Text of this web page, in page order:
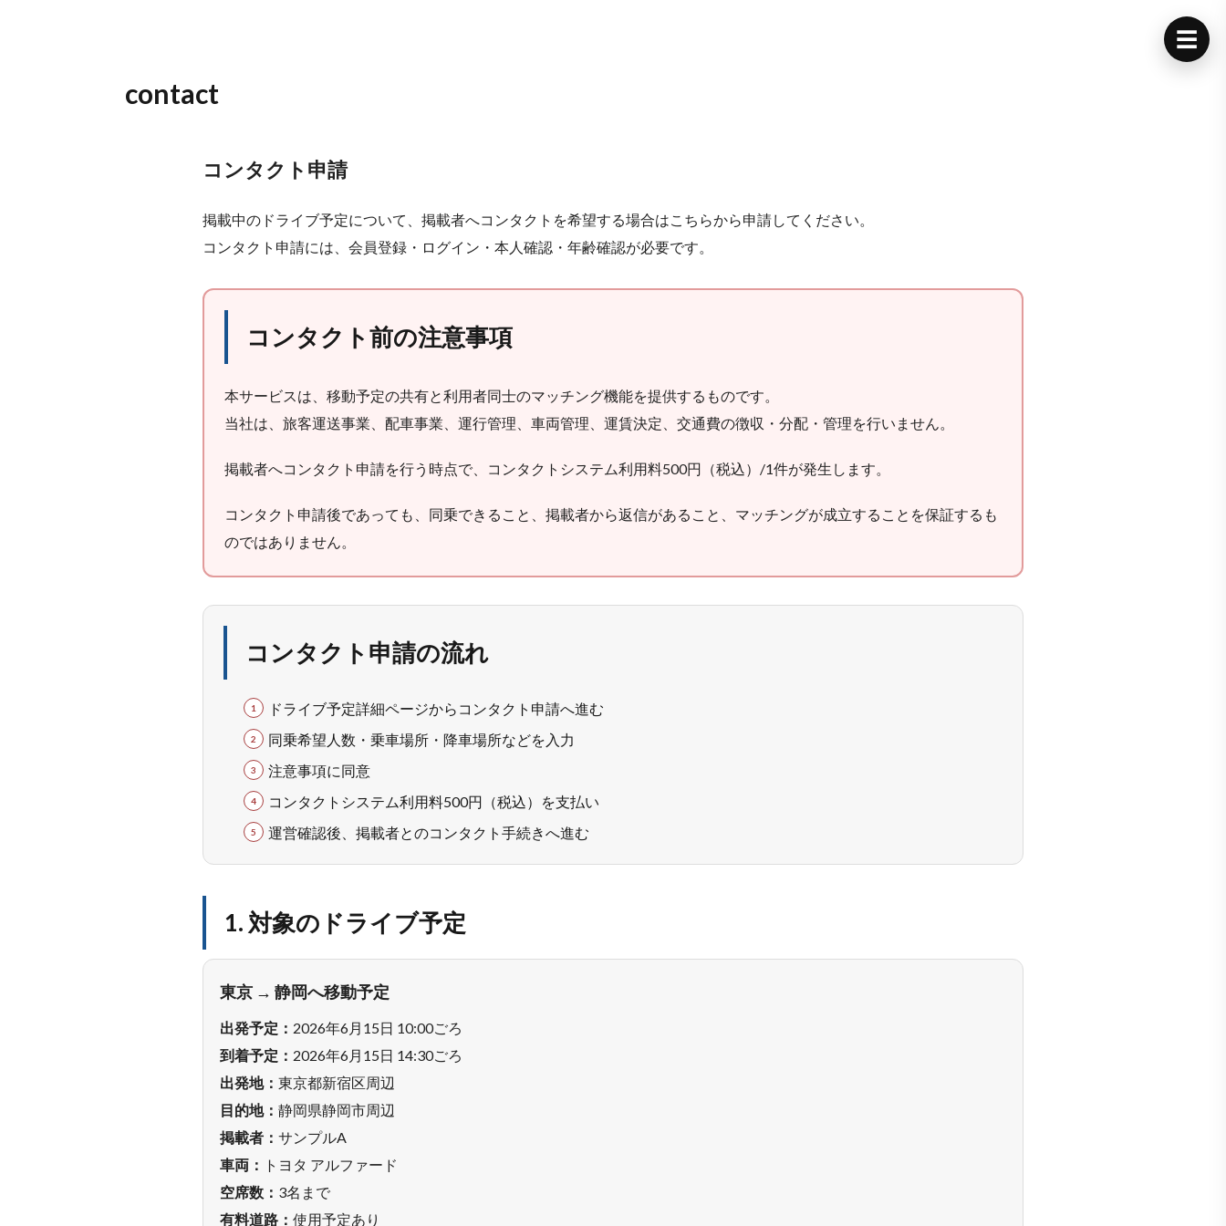
contact
コンタクト申請
掲載中のドライブ予定について、掲載者へコンタクトを希望する場合はこちらから申請してください。
コンタクト申請には、会員登録・ログイン・本人確認・年齢確認が必要です。
コンタクト前の注意事項
本サービスは、移動予定の共有と利用者同士のマッチング機能を提供するものです。
当社は、旅客運送事業、配車事業、運行管理、車両管理、運賃決定、交通費の徴収・分配・管理を行いません。
掲載者へコンタクト申請を行う時点で、コンタクトシステム利用料500円（税込）/1件が発生します。
コンタクト申請後であっても、同乗できること、掲載者から返信があること、マッチングが成立することを保証するも
のではありません。
コンタクト申請の流れ
ドライブ予定詳細ページからコンタクト申請へ進む
同乗希望人数・乗車場所・降車場所などを入力
注意事項に同意
コンタクトシステム利用料500円（税込）を支払い
運営確認後、掲載者とのコンタクト手続きへ進む
1. 対象のドライブ予定
東京 → 静岡へ移動予定
出発予定： 2026年6月15日 10:00ごろ
到着予定： 2026年6月15日 14:30ごろ
出発地： 東京都新宿区周辺
目的地： 静岡県静岡市周辺
掲載者： サンプルA
車両：
トヨタ アルファード
空席数： 3名まで
有料道路： 使用予定あり
☰